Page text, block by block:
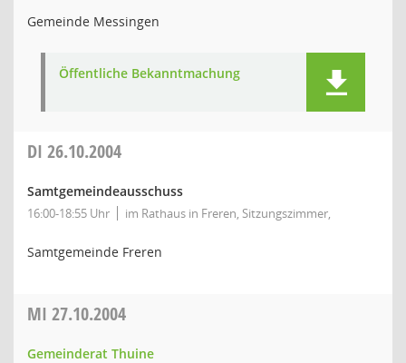
Gemeinde Messingen
Öffentliche Bekanntmachung
DI 26.10.2004
Samtgemeindeausschuss
16:00-18:55 Uhr im Rathaus in Freren, Sitzungszimmer,
Samtgemeinde Freren
MI 27.10.2004
Gemeinderat Thuine